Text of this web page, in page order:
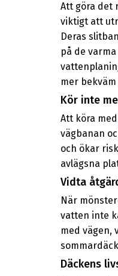
Att göra det
viktigt att
Deras
på de
mer
Kör inte
Att köra med
vägbanan
och ökar
avlägsna
Vidta
När
vatten inte
med
Däckens